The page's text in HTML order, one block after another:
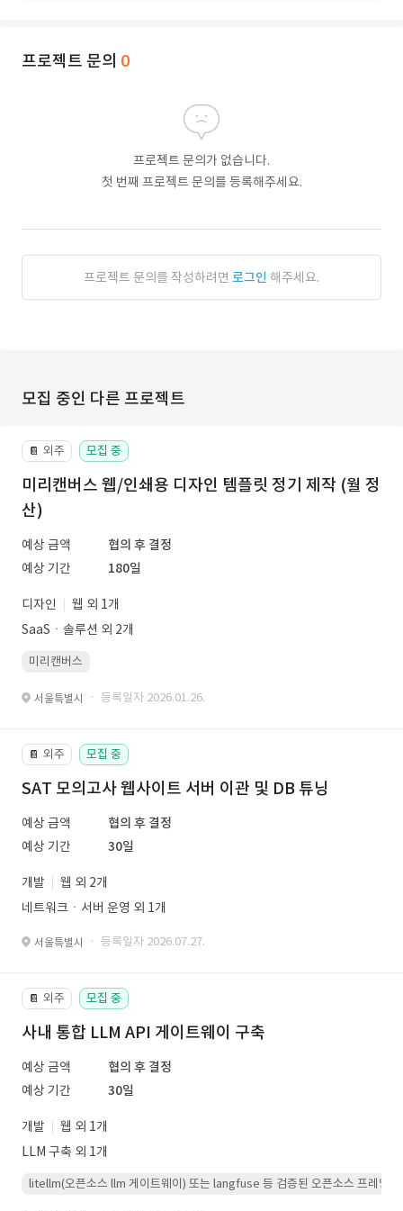
프로젝트 문의 0
프로젝트 문의가 없습니다.
첫 번째 프로젝트 문의를 등록해주세요.
프로젝트 문의를 작성하려면 로그인 해주세요.
모집 중인 다른 프로젝트
📔 외주 모집 중
미리캔버스 웹/인쇄용 디자인 템플릿 정기 제작 (월 정
산)
예상 금액
협의 후 결정
예상 기간
180일
디자인
웹 외 1개
SaaSㆍ솔루션 외 2개
미리캔버스
서울특별시 · 등록일자 2026.01.26.
📔 외주 모집 중
SAT 모의고사 웹사이트 서버 이관 및 DB 튜닝
예상 금액
협의 후 결정
예상 기간
30일
개발
웹 외 2개
네트워크ㆍ서버 운영 외 1개
서울특별시 · 등록일자 2026.07.27.
📔 외주 모집 중
사내 통합 LLM API 게이트웨이 구축
예상 금액
협의 후 결정
예상 기간
30일
개발
웹 외 1개
LLM 구축 외 1개
litellm(오픈소스 llm 게이트웨이) 또는 langfuse 등 검증된 오픈소스 프레임워